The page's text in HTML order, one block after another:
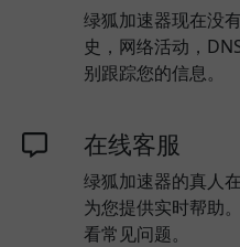
绿狐加速器现在没
史，网络活动，
别跟踪您的信息。
在线客服
绿狐加速器的真人
为您提供实时帮助
看常见问题。